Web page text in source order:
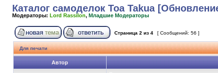
Каталог самоделок Toa Takua
Модераторы: Lord Rassilon, Младшие Модераторы
Страница 2 из 4 [ Сообщений: 56 ]
Для печати
Автор